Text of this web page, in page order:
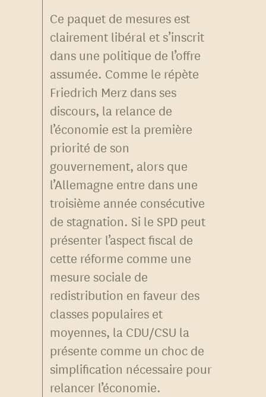
Ce paquet de mesures est
clairement libéral et s’inscrit
dans une politique de l’offre
assumée. Comme le répète
Friedrich Merz dans ses
discours, la relance de
l’économie est la première
priorité de son
gouvernement, alors que
l’Allemagne entre dans une
troisième année consécutive
de stagnation. Si le SPD peut
présenter l’aspect fiscal de
cette réforme comme une
mesure sociale de
redistribution en faveur des
classes populaires et
moyennes, la CDU/CSU la
présente comme un choc de
simplification nécessaire pour
relancer l’économie.